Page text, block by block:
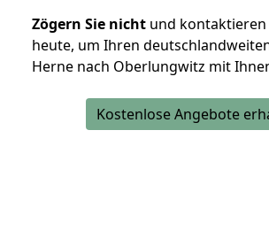
Zögern Sie nicht und kontaktieren
heute, um Ihren
Herne nach Oberlungwitz mit
Kostenlose Angebote